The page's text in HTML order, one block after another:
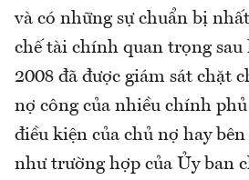
và có những sự chuẩn bị
chế tài chính quan trọng
2008 đã được giám sát chặt
nợ công của nhiều chính
điều kiện của chủ nợ hay
như trường hợp của Ủy ban